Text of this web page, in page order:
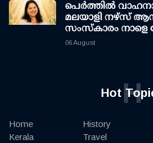
പെർത്തിൽ
മലയാളി നഴ്സ്
സംസ്കാരം നാളെ
06 August
HotH
Home
Kerala
History
Travel